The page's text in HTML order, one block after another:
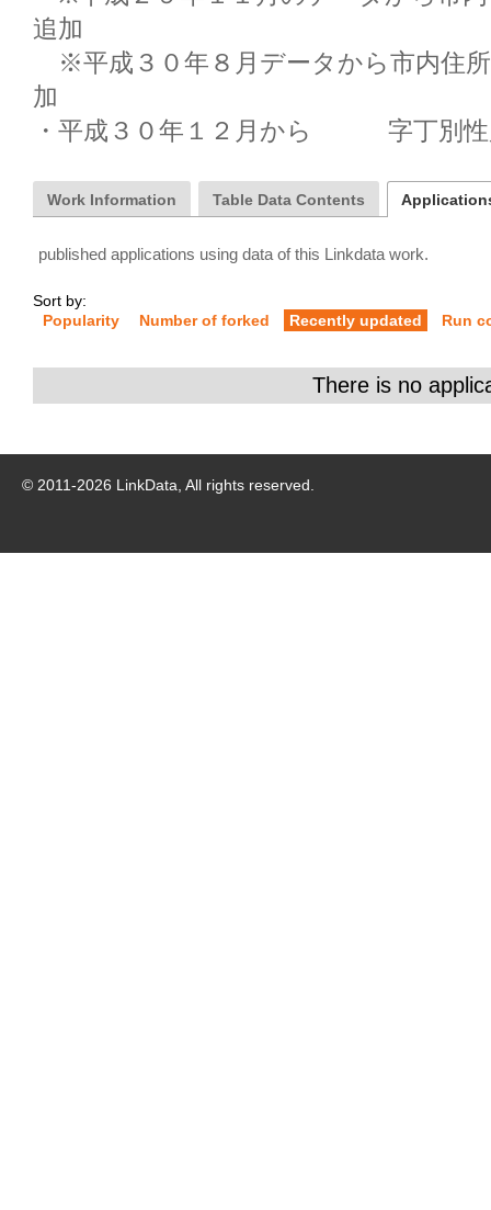
追加
※平成３０年８月データから市内住
加
・平成３０年１２月から　　　字丁別
Work Information Table Data Contents
published applications using data of this Linkdata work.
Sort by:
Popularity
Number of forked Recently updated Run
There is no
© 2011-2026 LinkData, All rights reserved.